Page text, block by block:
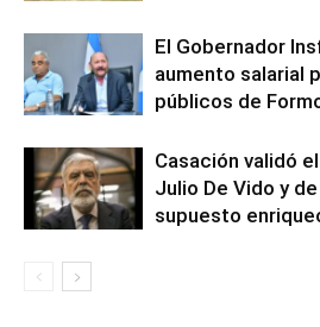
El Gobernador
aumento salarial
públicos de
Casación validó
Julio De Vido y
supuesto